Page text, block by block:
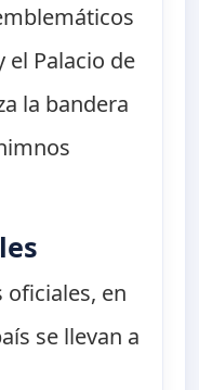
el Palacio de
la bandera
oficiales, en
se llevan a